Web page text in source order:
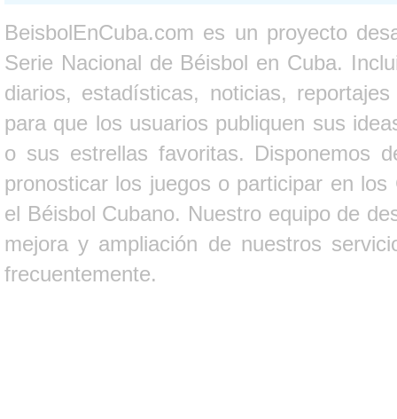
BeisbolEnCuba.com es un proyecto
Serie Nacional de Béisbol en Cuba.
diarios, estadísticas, noticias,
para que los usuarios publiquen sus
o sus estrellas favoritas. Disponemos
pronosticar los juegos o participar en
el Béisbol Cubano. Nuestro equipo de
mejora y ampliación de nuestros
frecuentemente.